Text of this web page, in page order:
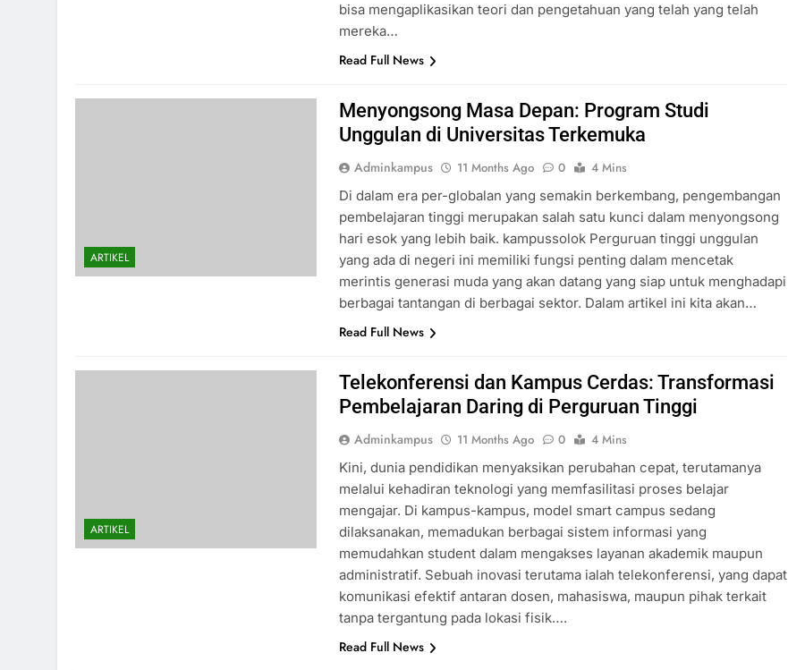
bisa mengaplikasikan teori dan pengetahuan yang telah yang telah
mereka…
Read Full News
ARTIKEL
Menyongsong Masa Depan: Program Studi
Unggulan di Universitas Terkemuka
Adminkampus 11 Months Ago 0
4 Mins
Di dalam era per-globalan yang semakin berkembang, pengembangan
pembelajaran tinggi merupakan salah satu kunci dalam menyongsong
hari esok yang lebih baik. kampussolok Perguruan tinggi unggulan
yang ada di negeri ini memiliki fungsi penting dalam mencetak
merintis generasi muda yang akan datang yang siap untuk menghadapi
berbagai tantangan di berbagai sektor. Dalam artikel ini kita akan…
Read Full News
ARTIKEL
Telekonferensi dan Kampus Cerdas: Transformasi
Pembelajaran Daring di Perguruan Tinggi
Adminkampus 11 Months Ago 0
4 Mins
Kini, dunia pendidikan menyaksikan perubahan cepat, terutamanya
melalui kehadiran teknologi yang memfasilitasi proses belajar
mengajar. Di kampus-kampus, model smart campus sedang
dilaksanakan, memadukan berbagai sistem informasi yang
memudahkan student dalam mengakses layanan akademik maupun
administratif. Sebuah inovasi terutama ialah telekonferensi, yang dapat
komunikasi efektif antaran dosen, mahasiswa, maupun pihak terkait
tanpa tergantung pada lokasi fisik….
Read Full News